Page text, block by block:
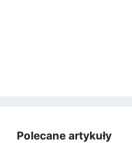
Polecane artykuły